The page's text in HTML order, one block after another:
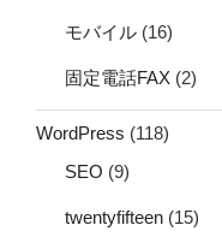
モバイル (16)
固定電話FAX (2)
WordPress (118)
SEO (9)
twentyfifteen (15)